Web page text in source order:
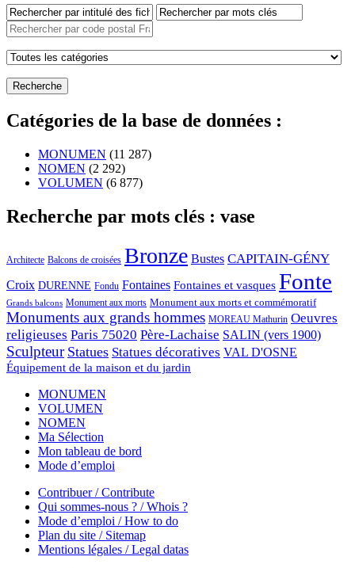
Catégories de la base de données :
MONUMEN (11 287)
NOMEN (2 292)
VOLUMEN (6 877)
Recherche par mots clés : vase
Architecte Balcons de croisées Bronze Bustes CAPITAIN-GÉNY
Croix DURENNE Fondu Fontaines Fontaines et vasques Fonte
Grands balcons Monument aux morts Monument aux morts et commémoratif
Monuments aux grands hommes MOREAU Mathurin Oeuvres
religieuses Paris 75020 Père-Lachaise SALIN (vers 1900)
Sculpteur Statues Statues décoratives VAL D'OSNE
Équipement de la maison et du jardin
MONUMEN
VOLUMEN
NOMEN
Ma Sélection
Mon tableau de bord
Mode d’emploi
Contribuer / Contribute
Qui sommes-nous ? / Whois ?
Mode d’emploi / How to do
Plan du site / Sitemap
Mentions légales / Legal datas